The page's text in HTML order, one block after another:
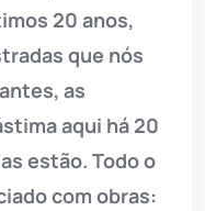
20 anos,
que nós
as
aqui há 20
estão. Todo o
com obras: